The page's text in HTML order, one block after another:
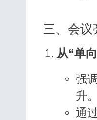
三、会议
从“单
强
升
通